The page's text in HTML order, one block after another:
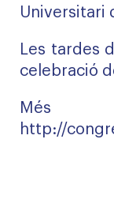
Universitari
Les tardes
celebració
Més
http://